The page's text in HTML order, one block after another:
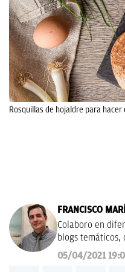
Rosquillas de hojaldre para hacer
FRANCISCO
Colaboro en
blogs temáticos,
redacción de
promocionales,
05/04/2021